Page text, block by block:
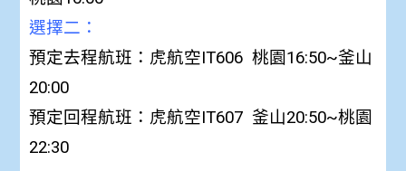
選擇二：
預定去程航班：虎航空IT606 桃園16:50~釜山
20:00
預定回程航班：虎航空IT607 釜山20:50~桃園
22:30